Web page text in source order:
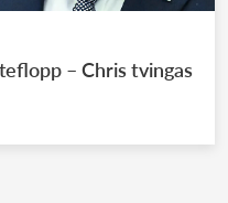
– Chris tvingas